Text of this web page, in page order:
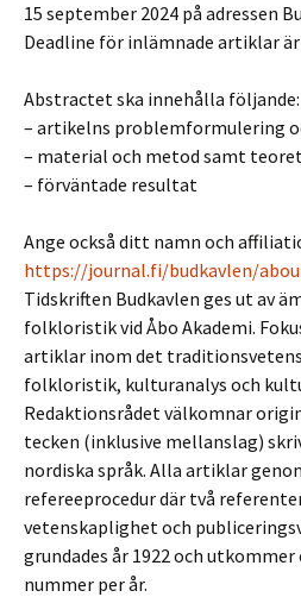
15 september 2024 på adressen
Deadline för inlämnade artiklar är
Abstractet ska innehålla följande:
– artikelns problemformulering
– material och metod samt
– förväntade resultat
Ange också ditt namn och
https://journal.fi/budkavlen/
Tidskriften Budkavlen ges ut av
folkloristik vid Åbo Akademi.
artiklar inom det
folkloristik, kulturanalys och
Redaktionsrådet välkomnar
tecken (inklusive mellanslag)
nordiska språk. Alla artiklar
refereeprocedur där två
vetenskaplighet och
grundades år 1922 och
nummer per år.